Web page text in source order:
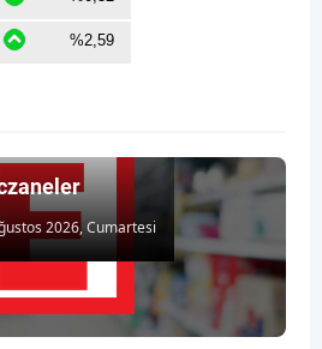
2026, Cumartesi